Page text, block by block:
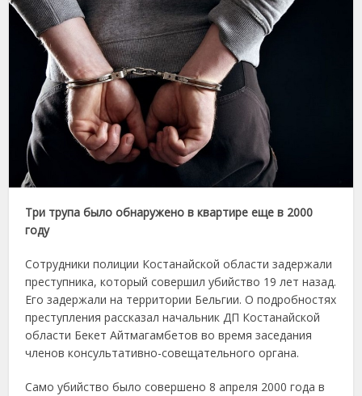
Три трупа было обнаружено в квартире еще в 2000
году
Сотрудники полиции Костанайской области задержали
преступника, который совершил убийство 19 лет назад.
Его задержали на территории Бельгии. О подробностях
преступления рассказал начальник ДП Костанайской
области Бекет Айтмагамбетов во время заседания
членов консультативно-совещательного органа.
Само убийство было совершено 8 апреля 2000 года в